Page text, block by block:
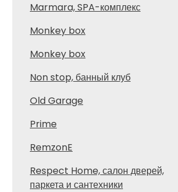
Marmara, SPA-комплекс
Monkey box
Monkey box
Non stop, банный клуб
Old Garage
Prime
RemzonE
Respect Home, салон дверей,
паркета и сантехники